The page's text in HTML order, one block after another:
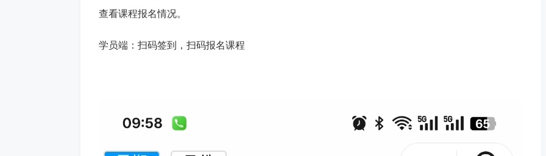
查看课程报名情况。
学员端：扫码签到，扫码报名课程